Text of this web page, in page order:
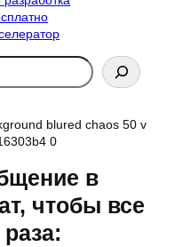
в
чтобы все